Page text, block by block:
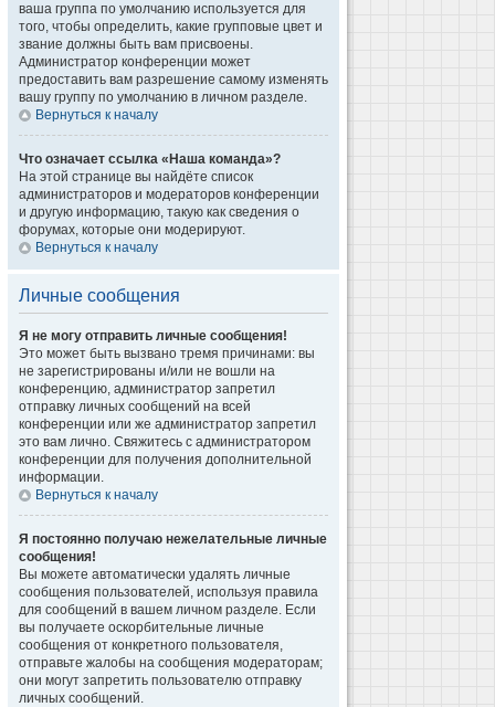
ваша группа по умолчанию используется для
того, чтобы определить, какие групповые цвет и
звание должны быть вам присвоены.
Администратор конференции может
предоставить вам разрешение самому изменять
вашу группу по умолчанию в личном разделе.
Вернуться к началу
Что означает ссылка «Наша команда»?
На этой странице вы найдёте список
администраторов и модераторов конференции
и другую информацию, такую как сведения о
форумах, которые они модерируют.
Вернуться к началу
Личные сообщения
Я не могу отправить личные сообщения!
Это может быть вызвано тремя причинами: вы
не зарегистрированы и/или не вошли на
конференцию, администратор запретил
отправку личных сообщений на всей
конференции или же администратор запретил
это вам лично. Свяжитесь с администратором
конференции для получения дополнительной
информации.
Вернуться к началу
Я постоянно получаю нежелательные личные
сообщения!
Вы можете автоматически удалять личные
сообщения пользователей, используя правила
для сообщений в вашем личном разделе. Если
вы получаете оскорбительные личные
сообщения от конкретного пользователя,
отправьте жалобы на сообщения модераторам;
они могут запретить пользователю отправку
личных сообщений.